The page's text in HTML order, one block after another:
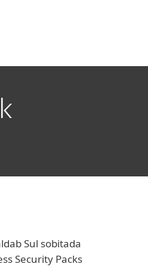
Sul sobitada
Security Packs